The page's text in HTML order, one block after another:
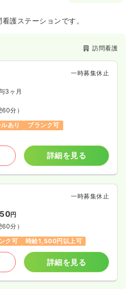
護ステーションです。
訪問看護
一時募集休止
3ヶ月
60分）
あり
ブランク可
詳細を見る
一時募集休止
円
60分）
ク可 時給1,500円以上可
詳細を見る